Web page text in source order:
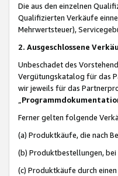
Die aus den einzelnen
Qualifizierten Verkäufe
Mehrwertsteuer),
2. Ausgeschlossene
Unbeschadet des
Vergütungskatalog für das
wir jeweils für das
Ferner gelten folgende
(a) Produktkäufe, die nach
(b) Produktbestellungen,
(c) Produktkäufe durch